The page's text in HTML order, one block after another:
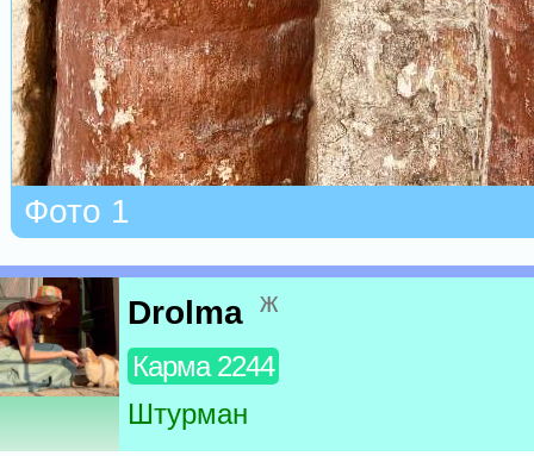
Фото 1
Drolma ж
Карма 2244
Штурман